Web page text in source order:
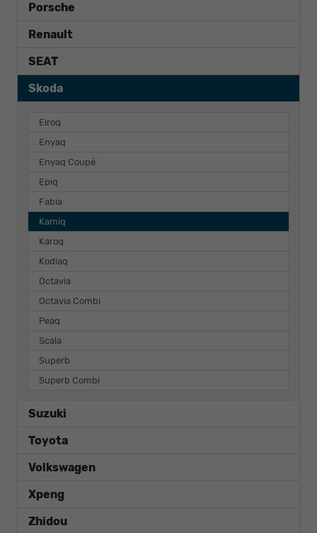
Porsche
Renault
SEAT
Skoda
Elroq
Enyaq
Enyaq Coupé
Epiq
Fabia
Kamiq
Karoq
Kodiaq
Octavia
Octavia Combi
Peaq
Scala
Superb
Superb Combi
Suzuki
Toyota
Volkswagen
Xpeng
Zhidou